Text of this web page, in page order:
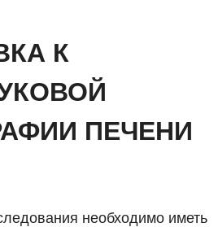
К
ПЕЧЕНИ
необходимо иметь